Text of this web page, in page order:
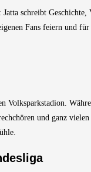
Fans feiern und
und ganz